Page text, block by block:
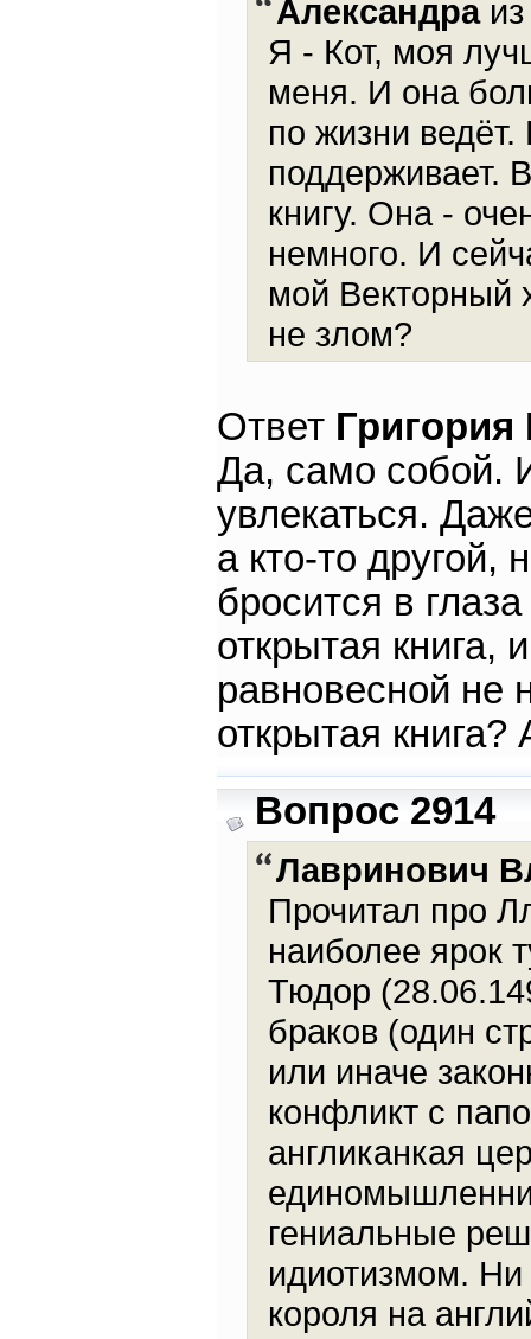
Александраиз
Я - Кот, моя
меня. И она
по жизни
поддерживает.
книгу. Она -
немного. И
мой Векторный
не злом?
Ответ
Да, само собой.
увлекаться.
а кто-то другой,
бросится в
открытая книга,
равновесной не
открытая
Вопрос 2914
Лавринович
Прочитал про
наиболее ярок
Тюдор
браков (один
или иначе
конфликт с
англиканкая
гениальные
идиотизмом. Ни
короля на